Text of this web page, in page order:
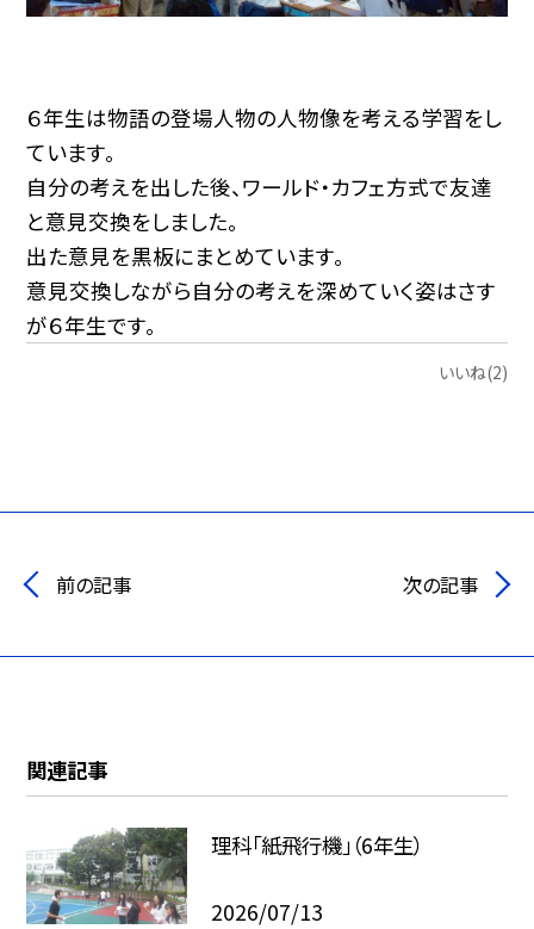
６年生は物語の登場人物の人物像を考える学習をし
ています。
自分の考えを出した後、ワールド・カフェ方式で友達
と意見交換をしました。
出た意見を黒板にまとめています。
意見交換しながら自分の考えを深めていく姿はさす
が６年生です。
いいね(2)
前の記事 次の記事
関連記事
理科「紙飛行機」（6年生）
2026/07/13